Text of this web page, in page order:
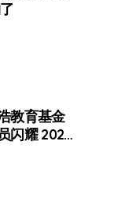
教育基金
闪耀 2026
杯